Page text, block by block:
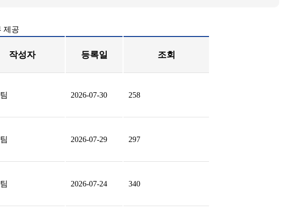
제공
작성자 등록일 조회
2026-07-30 258
2026-07-29 297
2026-07-24 340